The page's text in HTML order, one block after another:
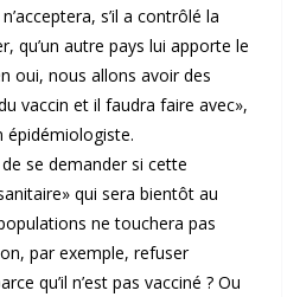
s’il a contrôlé la
qu’un autre pays lui apporte le
oui, nous allons avoir des
vaccin et il faudra faire avec»,
épidémiologiste.
se demander si cette
qui sera bientôt au
ne touchera pas
par exemple, refuser
qu’il n’est pas vacciné ? Ou